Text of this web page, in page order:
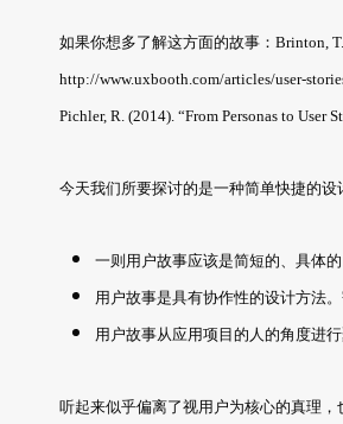
如果你想多了解这方面的故事：Brinton, T.
http://www.uxbooth.com/articles/user-
Pichler, R. (2014). “From Personas to
今天我们所要探讨的是一种简单快捷的
一则用户故事应该是简短的、具
用户故事是具有协作性的设计方法
用户故事从应用项目的人的角度进行
听起来似乎偏离了视用户为核心的真理